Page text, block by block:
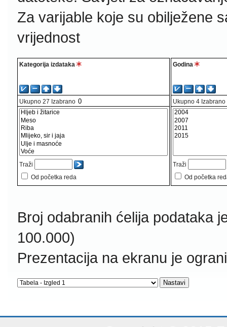
Za varijable koje su obilježene
vrijednost
Kategorija izdataka
Ukupno 27 Izabrano
Traži
Od početka reda
Godina
Ukupno 4 Izabrano
Traži
Od početka
Broj odabranih ćelija podataka
100.000)
Prezentacija na ekranu je